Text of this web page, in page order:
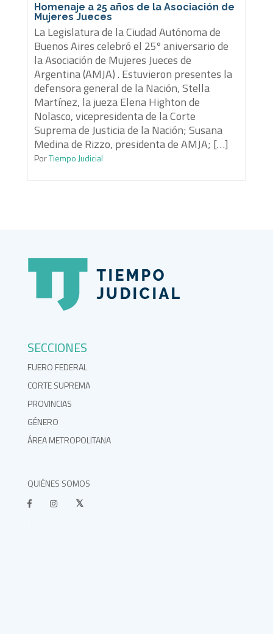
Homenaje a 25 años de la Asociación de
Mujeres Jueces
La Legislatura de la Ciudad Autónoma de
Buenos Aires celebró el 25º aniversario de
la Asociación de Mujeres Jueces de
Argentina (AMJA) . Estuvieron presentes la
defensora general de la Nación, Stella
Martínez, la jueza Elena Highton de
Nolasco, vicepresidenta de la Corte
Suprema de Justicia de la Nación; Susana
Medina de Rizzo, presidenta de AMJA; […]
PorTiempo Judicial
SECCIONES
FUERO FEDERAL
CORTE SUPREMA
PROVINCIAS
GÉNERO
ÁREA METROPOLITANA
QUIÉNES SOMOS